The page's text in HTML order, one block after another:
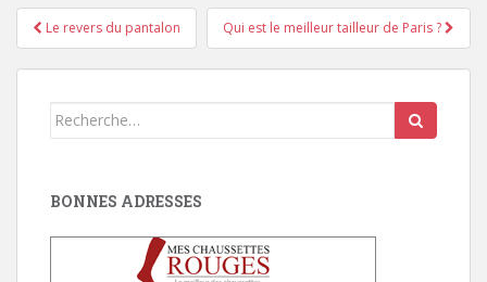
Pagination
d'article
Le revers du pantalon Qui est le meilleur tailleur de Paris ?
Search
BONNES ADRESSES